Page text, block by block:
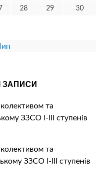
28 29 30
ЗАПИСИ
колективом та
ЗЗСО І-ІІІ ступенів
колективом та
ЗЗСО І-ІІІ ступенів